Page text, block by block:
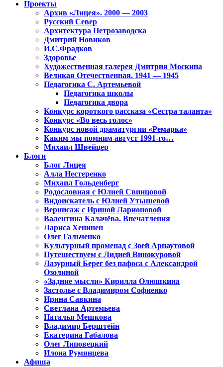
Проекты
Архив «Лицея». 2000 — 2003
Русский Север
Архитектура Петрозаводска
Дмитрий Новиков
И.С.Фрадков
Здоровье
Художественная галерея Дмитрия Москина
Великая Отечественная. 1941 — 1945
Педагогика С. Артемьевой
Педагогика школы
Педагогика двора
Конкурс короткого рассказа «Сестра таланта»
Конкурс «Во весь голос»
Конкурс новой драматургии «Ремарка»
Каким мы помним август 1991-го…
Михаил Швейцер
Блоги
Блог Лицея
Алла Нестеренко
Михаил Гольденберг
Родословная с Юлией Свинцовой
Видоискатель с Юлией Утышевой
Вернисаж с Ириной Ларионовой
Валентина Калачёва. Впечатления
Лариса Хенинен
Олег Гальченко
Культурный променад с Зоей Арнаутовой
Путешествуем с Лидией Винокуровой
Лазурный Берег без пафоса с Александрой
Озолиной
«Задние мысли» Кирилла Олюшкина
Застолье с Владимиром Софиенко
Ирина Савкина
Светлана Артемьева
Наталья Мешкова
Владимир Берштейн
Екатерина Габалова
Олег Липовецкий
Илона Румянцева
Афиша